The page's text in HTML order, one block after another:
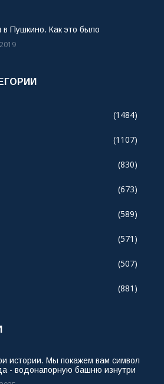
в Пушкино. Как это было
(1484)
(1107)
(830)
(673)
(589)
(571)
(507)
(881)
истории. Мы покажем вам символ
- водонапорную башню изнутри